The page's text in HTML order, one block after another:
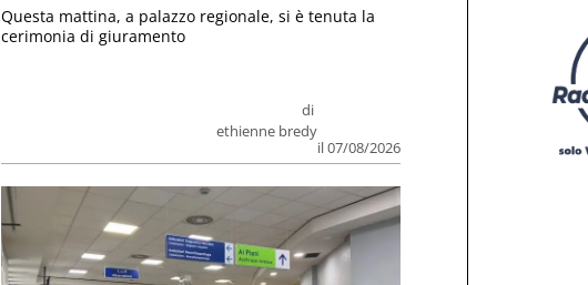
di
ethienne bredy
il 07/08/2026
Questa mattina, a palazzo regionale, si è tenuta la
cerimonia di giuramento